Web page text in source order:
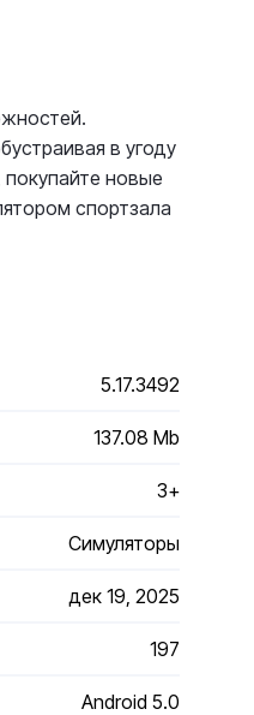
в угоду
новые
спортзала
5.17.3492
137.08 Mb
3+
Симуляторы
дек 19, 2025
197
Android 5.0